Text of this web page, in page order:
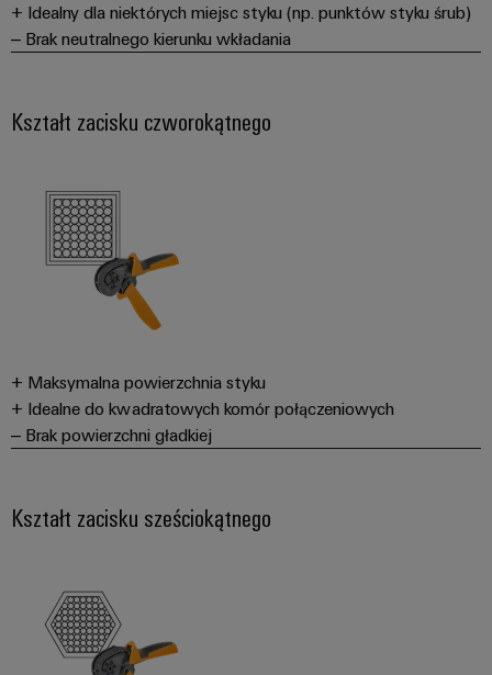
+ Idealny dla niektórych miejsc styku (np. punktów styku śrub)
– Brak neutralnego kierunku wkładania
Kształt zacisku czworokątnego
+ Maksymalna powierzchnia styku
+ Idealne do kwadratowych komór połączeniowych
– Brak powierzchni gładkiej
Kształt zacisku sześciokątnego